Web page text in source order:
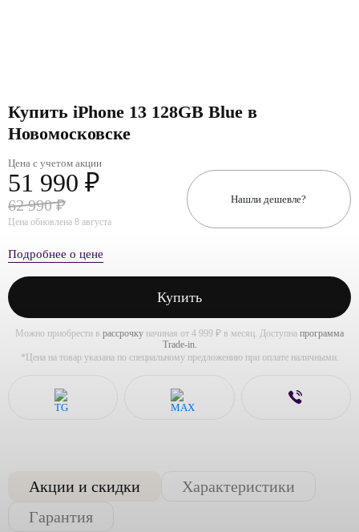
Купить iPhone 13 128GB Blue в
Новомосковске
Цена с учетом акции
51 990 ₽
62 990 ₽
Цена обновлена 8 августа
Нашли дешевле?
Подробнее о цене
Купить
Можно приобрести в рассрочку начиная от 4 999 ₽ в месяц. Доступна программа
Trade-in.
*Цена на товар указана по специальному предложению при оплате наличными.
Акции и скидки
Характеристики
Гарантия